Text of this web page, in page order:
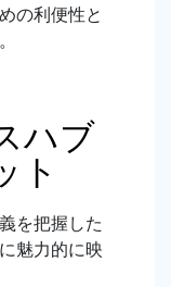
の利便性と
ハブ
ト
を把握した
魅力的に映